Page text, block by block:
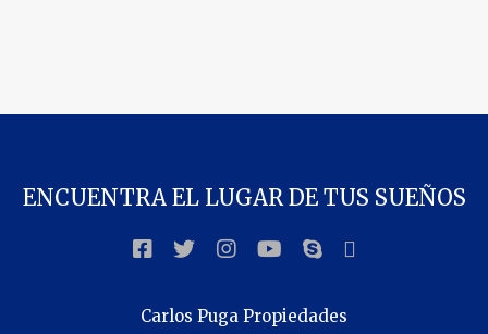
ENCUENTRA EL LUGAR DE TUS SUEÑOS
Carlos Puga Propiedades